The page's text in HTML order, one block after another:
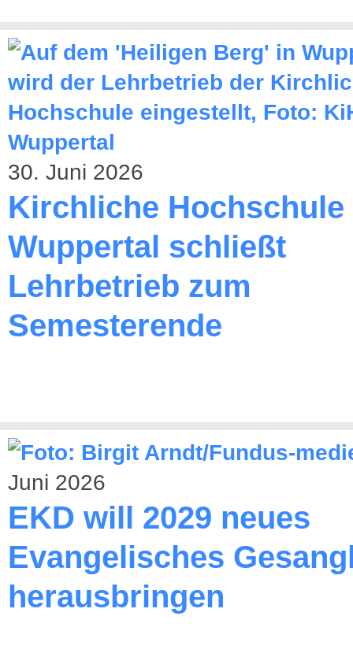
30. Juni 2026
Kirchliche Hochschule
Wuppertal schließt
Lehrbetrieb zum
Semesterende
Juni 2026
EKD will 2029 neues
Evangelisches
herausbringen